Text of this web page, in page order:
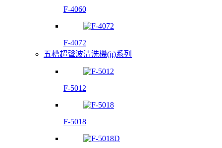
F-4060
F-4072
五槽超聲波清洗機(jī)系列
F-5012
F-5018